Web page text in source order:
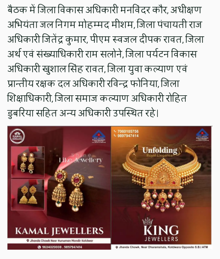
बैठक में जिला विकास अधिकारी मनविंदर कौर, अधीक्षण
अभियंता जल निगम मोहम्मद मीशम, जिला पंचायती राज
अधिकारी जितेंद्र कुमार, पीएम स्वजल दीपक रावत, जिला
अर्थ एवं संख्याधिकारी राम सलोने, जिला पर्यटन विकास
अधिकारी खुशाल सिंह रावत, जिला युवा कल्याण एवं
प्रान्तीय रक्षक दल अधिकारी रविन्द्र फोनिया, जिला
शिक्षाधिकारी, जिला समाज कल्याण अधिकारी रोहित
डुबरिया सहित अन्य अधिकारी उपस्थित रहे।